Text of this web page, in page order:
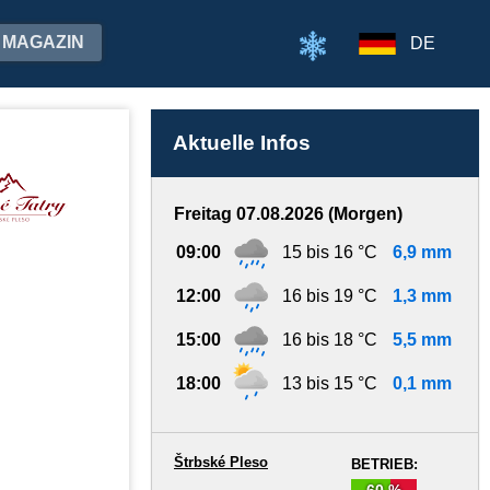
MAGAZIN DE
Aktuelle Infos
Freitag 07.08.2026 (Morgen)
09:00 15 bis 16 °C 6,9 mm
12:00 16 bis 19 °C 1,3 mm
15:00 16 bis 18 °C 5,5 mm
18:00 13 bis 15 °C 0,1 mm
BETRIEB:
Štrbské Pleso